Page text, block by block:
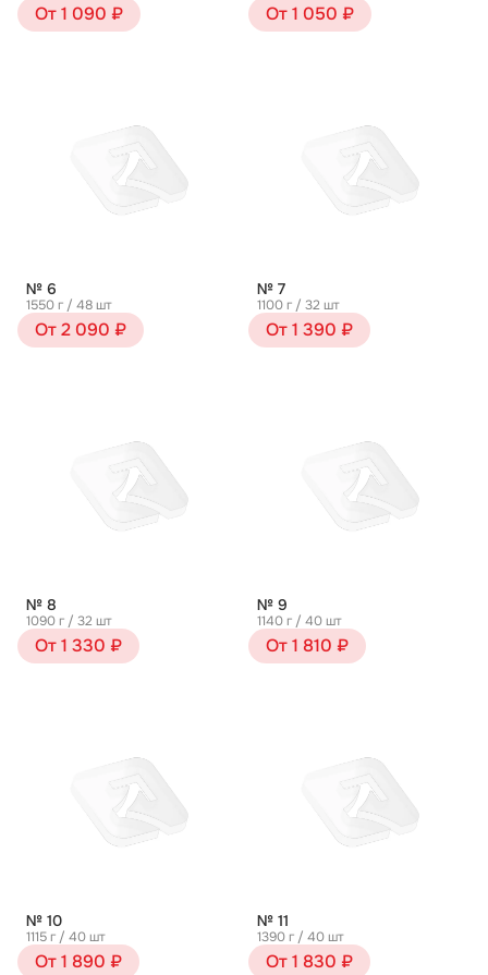
От 1 090 ₽ От 1 050 ₽
№ 6
1550 г / 48 шт
От 2 090 ₽
№ 7
1100 г / 32 шт
От 1 390 ₽
№ 8
1090 г / 32 шт
От 1 330 ₽
№ 9
1140 г / 40 шт
От 1 810 ₽
№ 10
1115 г / 40 шт
От 1 890 ₽
№ 11
1390 г / 40 шт
От 1 830 ₽